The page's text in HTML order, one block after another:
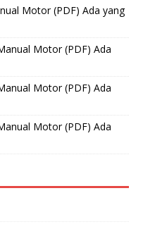
Motor (PDF) Ada yang
Motor (PDF) Ada
Motor (PDF) Ada
Motor (PDF) Ada